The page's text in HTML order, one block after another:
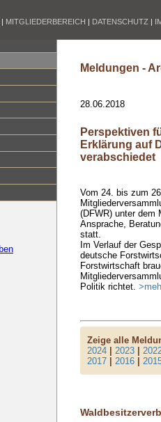
| MITGLIEDERBEREICH | DATENSCHUTZ |
Meldungen -
28.06.2018
Perspektiven
Erklärung auf
verabschiedet
Vom 24. bis zum
(DFWR) unter dem
Ansprache,
statt.
Im Verlauf der
deutsche
Forstwirtschaft
Politik richtet.
Zeige alle
2024 |2023 |
2017 |2016 |